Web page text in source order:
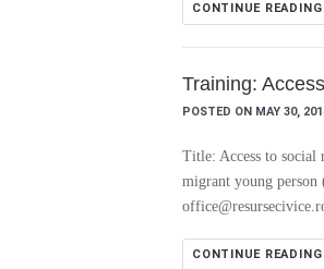
CONTINUE READING
Training:
POSTED ON MAY 30,
Title: Access to social
migrant young person
CONTINUE READING